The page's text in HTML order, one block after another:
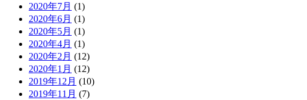
2020年7月 (1)
2020年6月 (1)
2020年5月 (1)
2020年4月 (1)
2020年2月 (12)
2020年1月 (12)
2019年12月 (10)
2019年11月 (7)